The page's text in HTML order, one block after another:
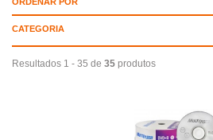
CATEGORIA
Resultados 1 - 35 de 35 produtos